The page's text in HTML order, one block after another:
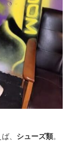
、 シューズ類。